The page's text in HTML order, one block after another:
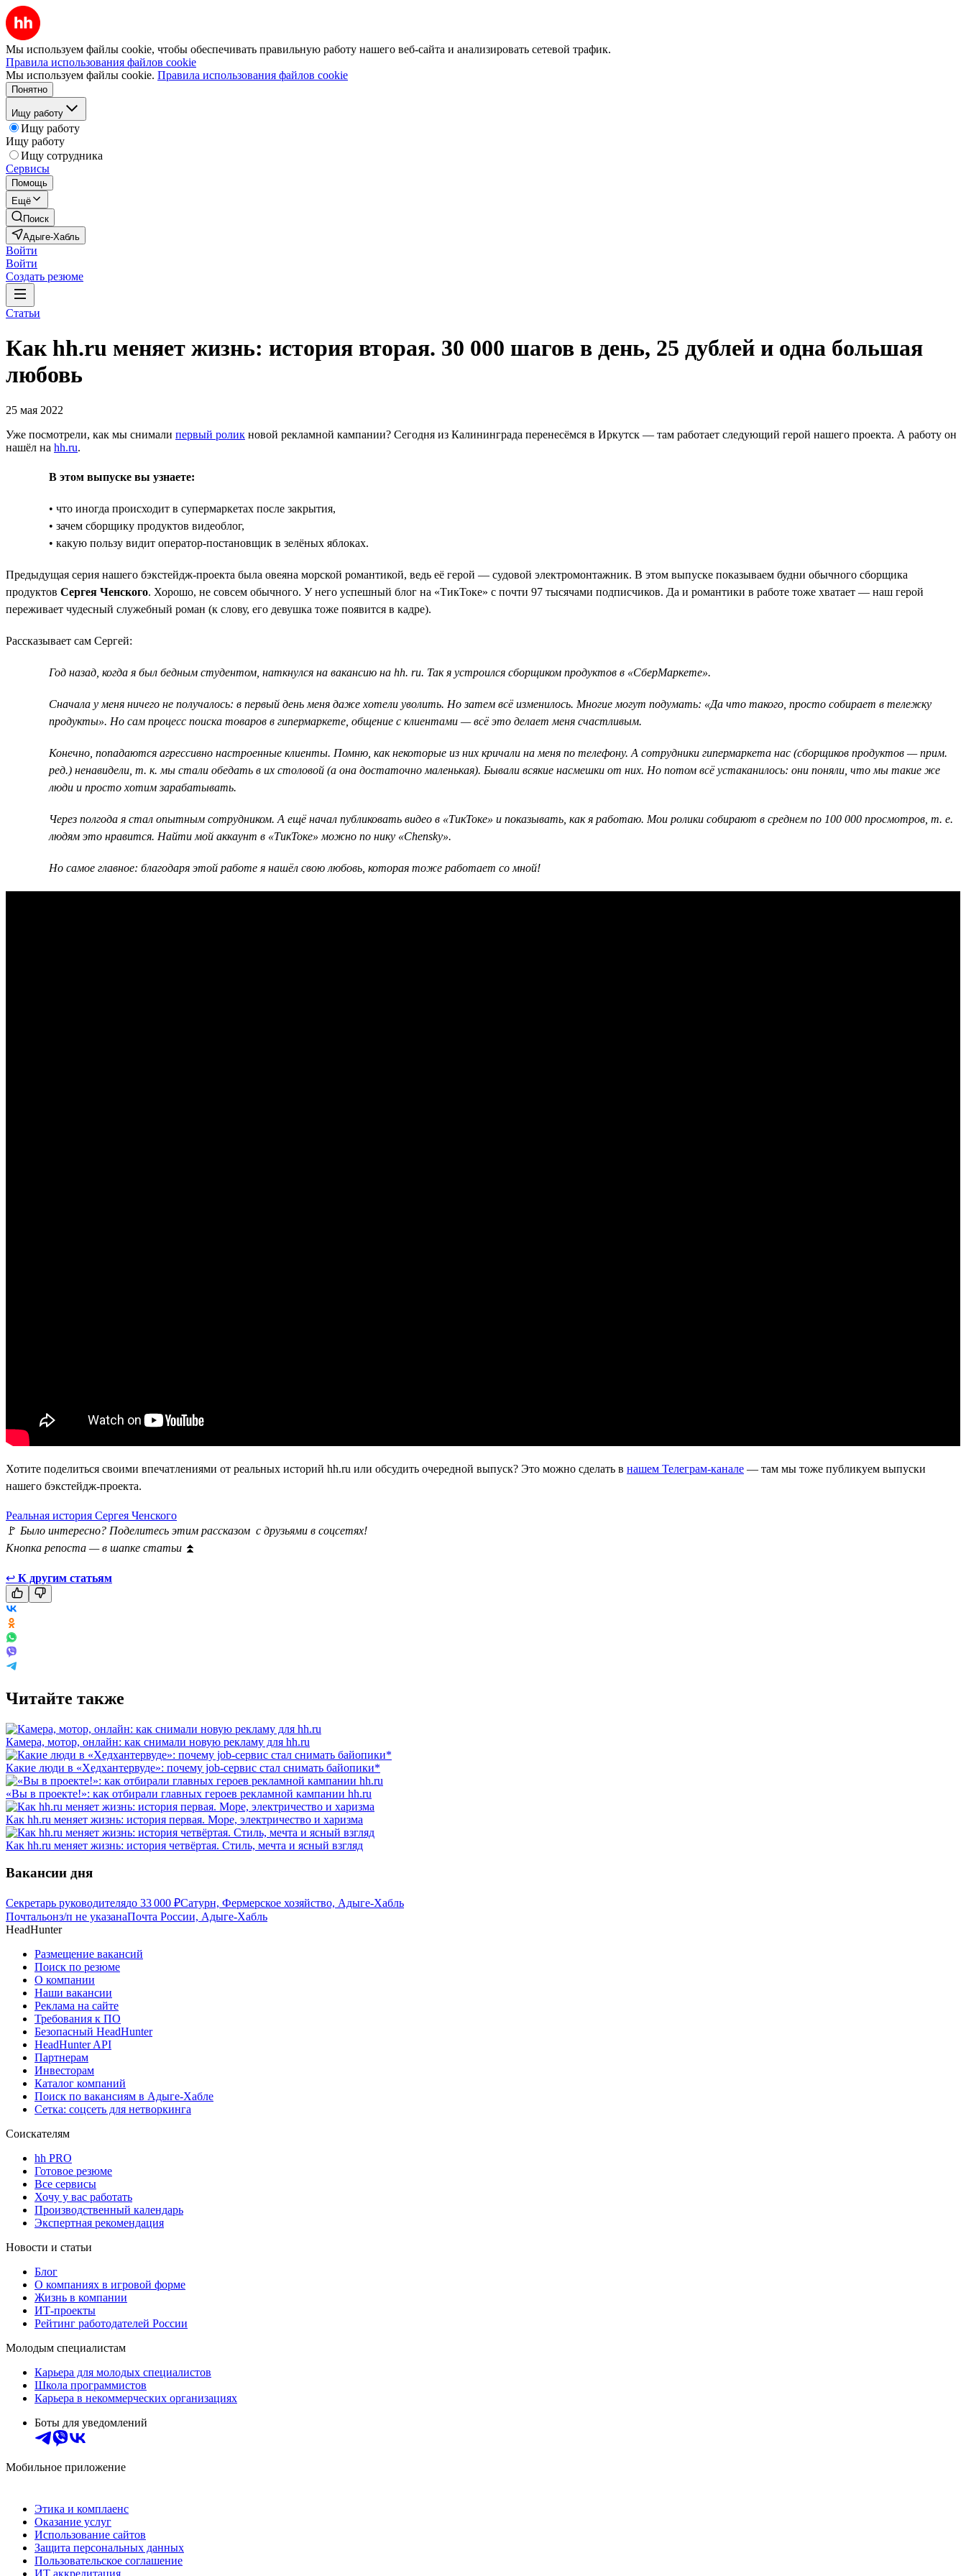
Мы используем файлы cookie, чтобы обеспечивать правильную работу нашего веб-сайта и анализировать сетевой трафик.
Правила использования файлов cookie
Мы используем файлы cookie. Правила использования файлов cookie
Понятно
Ищу работу
Ищу работу
Ищу работу
Ищу сотрудника
Сервисы
Помощь
Ещё
Поиск
Адыге-Хабль
Войти
Войти
Создать резюме
Статьи
Как hh.ru меняет жизнь: история вторая. 30 000 шагов в день, 25 дублей и одна большая
любовь
25 мая 2022
Уже посмотрели, как мы снимали первый ролик новой рекламной кампании? Сегодня из Калининграда перенесёмся в Иркутск — там работает следующий герой нашего проекта. А работу он
нашёл на hh.ru.
В этом выпуске вы узнаете:
• что иногда происходит в супермаркетах после закрытия,
• зачем сборщику продуктов видеоблог,
• какую пользу видит оператор-постановщик в зелёных яблоках.
Предыдущая серия нашего бэкстейдж-проекта была овеяна морской романтикой, ведь её герой — судовой электромонтажник. В этом выпуске показываем будни обычного сборщика
продуктов Сергея Ченского. Хорошо, не совсем обычного. У него успешный блог на «ТикТоке» с почти 97 тысячами подписчиков. Да и романтики в работе тоже хватает — наш герой
переживает чудесный служебный роман (к слову, его девушка тоже появится в кадре).
Рассказывает сам Сергей:
Год назад, когда я был бедным студентом, наткнулся на вакансию на hh. ru. Так я устроился сборщиком продуктов в «СберМаркете».
Cначала у меня ничего не получалось: в первый день меня даже хотели уволить. Но затем всё изменилось. Многие могут подумать: «Да что такого, просто собирает в тележку
продукты». Но сам процесс поиска товаров в гипермаркете, общение с клиентами — всё это делает меня счастливым.
Конечно, попадаются агрессивно настроенные клиенты. Помню, как некоторые из них кричали на меня по телефону. А сотрудники гипермаркета нас (сборщиков продуктов — прим.
ред.) ненавидели, т. к. мы стали обедать в их столовой (а она достаточно маленькая). Бывали всякие насмешки от них. Но потом всё устаканилось: они поняли, что мы такие же
люди и просто хотим зарабатывать.
Через полгода я стал опытным сотрудником. А ещё начал публиковать видео в «ТикТоке» и показывать, как я работаю. Мои ролики собирают в среднем по 100 000 просмотров, т. е.
людям это нравится. Найти мой аккаунт в «ТикТоке» можно по нику «Chensky».
Но самое главное: благодаря этой работе я нашёл свою любовь, которая тоже работает со мной!
Хотите поделиться своими впечатлениями от реальных историй hh.ru или обсудить очередной выпуск? Это можно сделать в нашем Телеграм-канале — там мы тоже публикуем выпуски
нашего бэкстейдж-проекта.
Реальная история Сергея Ченского
🚩 Было интересно? Поделитесь этим рассказом с друзьями в соцсетях!
Кнопка репоста — в шапке статьи ⏫
↩ К другим статьям
Читайте также
Камера, мотор, онлайн: как снимали новую рекламу для hh.ru
Какие люди в «Хедхантервуде»: почему job-сервис стал снимать байопики*
«Вы в проекте!»: как отбирали главных героев рекламной кампании hh.ru
Как hh.ru меняет жизнь: история первая. Море, электричество и харизма
Как hh.ru меняет жизнь: история четвёртая. Стиль, мечта и ясный взгляд
Вакансии дня
Секретарь руководителядо 33 000 ₽Сатурн, Фермерское хозяйство, Адыге-Хабль
Почтальонз/п не указанаПочта России, Адыге-Хабль
HeadHunter
Размещение вакансий
Поиск по резюме
О компании
Наши вакансии
Реклама на сайте
Требования к ПО
Безопасный HeadHunter
HeadHunter API
Партнерам
Инвесторам
Каталог компаний
Поиск по вакансиям в Адыге-Хабле
Сетка: соцсеть для нетворкинга
Соискателям
hh PRO
Готовое резюме
Все сервисы
Хочу у вас работать
Производственный календарь
Экспертная рекомендация
Новости и статьи
Блог
О компаниях в игровой форме
Жизнь в компании
ИТ-проекты
Рейтинг работодателей России
Молодым специалистам
Карьера для молодых специалистов
Школа программистов
Карьера в некоммерческих организациях
Боты для уведомлений
Мобильное приложение
Этика и комплаенс
Оказание услуг
Использование сайтов
Защита персональных данных
Пользовательское соглашение